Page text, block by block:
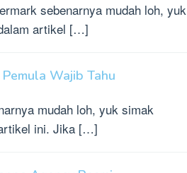
sebenarnya mudah loh, yuk
artikel […]
Wajib Tahu
mudah loh, yuk simak
ini. Jika […]